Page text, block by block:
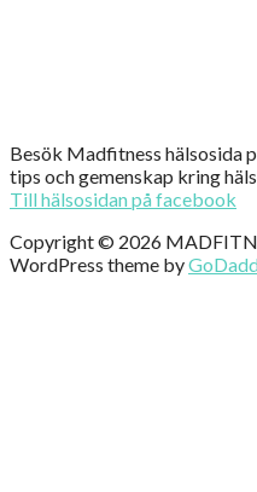
Besök Madfitness hälsosida
tips och gemenskap kring
Till hälsosidan på facebook
Copyright © 2026
WordPress theme by